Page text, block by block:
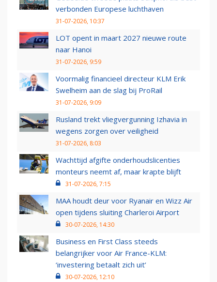
verbonden Europese luchthaven
31-07-2026, 10:37
LOT opent in maart 2027 nieuwe route
naar Hanoi
31-07-2026, 9:59
Voormalig financieel directeur KLM Erik
Swelheim aan de slag bij ProRail
31-07-2026, 9:09
Rusland trekt vliegvergunning Izhavia in
wegens zorgen over veiligheid
31-07-2026, 8:03
Wachttijd afgifte onderhoudslicenties
monteurs neemt af, maar krapte blijft
31-07-2026, 7:15
MAA houdt deur voor Ryanair en Wizz Air
open tijdens sluiting Charleroi Airport
30-07-2026, 14:30
Business en First Class steeds
belangrijker voor Air France-KLM:
‘investering betaalt zich uit’
30-07-2026, 12:10